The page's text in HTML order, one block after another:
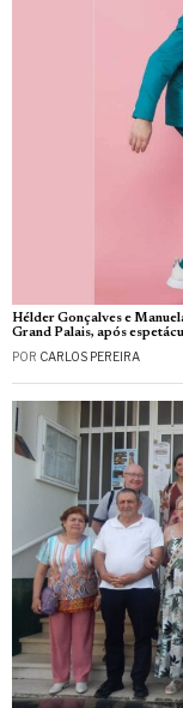
Hélder Gonçalves e
Grand Palais, após
POR CARLOS PEREIRA